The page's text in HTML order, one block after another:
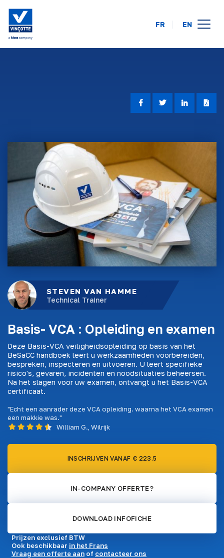
opleidingskalender
contact
FR EN
STEVEN VAN HAMME
Technical Trainer
Basis- VCA : Opleiding en examen
Deze Basis-VCA veiligheidsopleiding op basis van het
BeSaCC handboek leert u werkzaamheden voorbereiden,
bespreken, inspecteren en uitvoeren. U leert specifieke
risico's, gevaren, incidenten en noodsituaties beheersen.
Na het slagen voor uw examen, ontvangt u het Basis-VCA
certificaat.
"Echt een aanrader deze VCA opleiding. waarna het VCA examen
een makkie was."
William G., Wilrijk
INSCHRIJVEN VANAF € 223.5
IN-COMPANY OFFERTE?
DOWNLOAD INFOFICHE
Prijzen exclusief BTW
Ook beschikbaar in het Frans
Vraag een offerte aan of contacteer ons